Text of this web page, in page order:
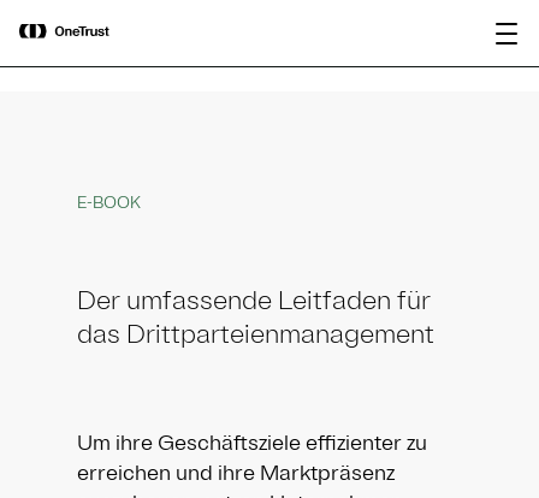
OneTrust als „Visionär“ im Gartner®
Magic Quadrant™ 2026 für
Plattformen zur KI-Governance
E-BOOK
Der umfassende Leitfaden für
das Drittparteienmanagement
Um ihre Geschäftsziele effizienter zu
erreichen und ihre Marktpräsenz